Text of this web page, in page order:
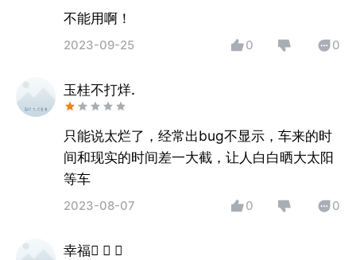
不能用啊！
2023-09-25 0 0
玉桂不打烊.
只能说太烂了，经常出bug不显示，车来的时
间和现实的时间差一大截，让人白白晒大太阳
等车
2023-08-07 0 0
幸福  